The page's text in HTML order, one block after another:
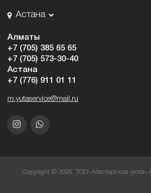
Астана
Алматы
+7 (705) 385 65 65
+7 (705) 573-30-40
Астана
+7 (776) 911 01 11
m.yutaservice@mail.ru
Copyright © 2025. ТОО «Мастерская уюта»